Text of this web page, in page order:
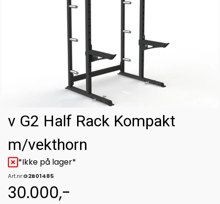
v G2 Half Rack Kompakt
m/vekthorn
*Ikke på lager*
Art.nr:G2B01485
30.000,-